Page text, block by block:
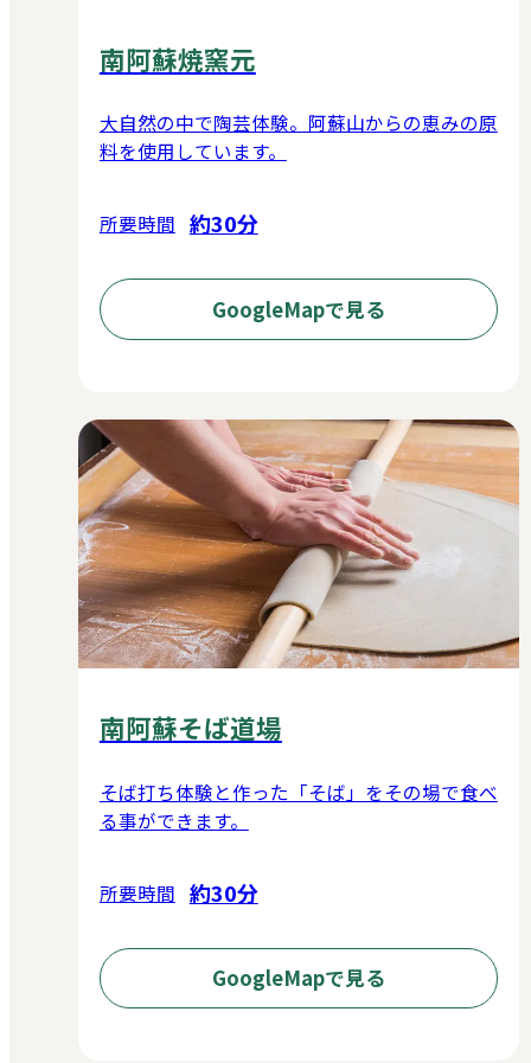
南阿蘇焼窯元
大自然の中で陶芸体験。阿蘇山からの恵みの原
料を使用しています。
所要時間 約30分
GoogleMapで見る
南阿蘇そば道場
そば打ち体験と作った「そば」をその場で食べ
る事ができます。
所要時間 約30分
GoogleMapで見る